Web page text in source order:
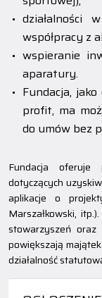
działalności
współpracy z
wspieranie
aparatury.
Fundacja,
profit, ma
do umów bez
Fundacja oferuje
dotyczących
aplikacje o
Marszałkowski,
stowarzyszeń oraz
powiększają
działalność